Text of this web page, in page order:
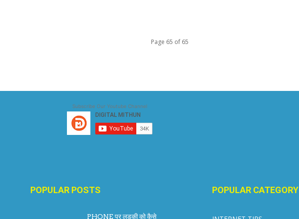
Page 65 of 65
Subscribe Our Youtube Channel
POPULAR POSTS
PHONE पर लड़की को कैसे
POPULAR CATEGORY